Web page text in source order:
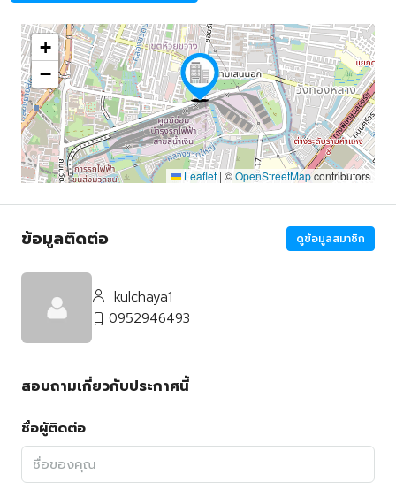
+
−
Leaflet | ©OpenStreetMapcontributors
ข้อมูลติดต่อ ดูข้อมูลสมาชิก
kulchaya1
0952946493
สอบถามเกี่ยวกับประกาศนี้
ชื่อผู้ติดต่อ